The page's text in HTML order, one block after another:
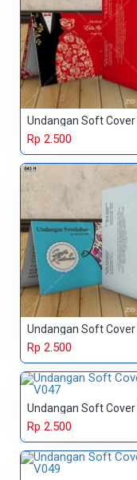
Undangan Soft Cover
Rp 2.500
Undangan Soft Cover
Rp 2.500
Undangan Soft
Rp 2.500